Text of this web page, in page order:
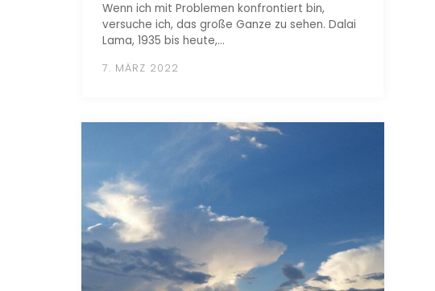
Wenn ich mit Problemen konfrontiert bin,
versuche ich, das große Ganze zu sehen. Dalai
Lama, 1935 bis heute,…
7. MÄRZ 2022